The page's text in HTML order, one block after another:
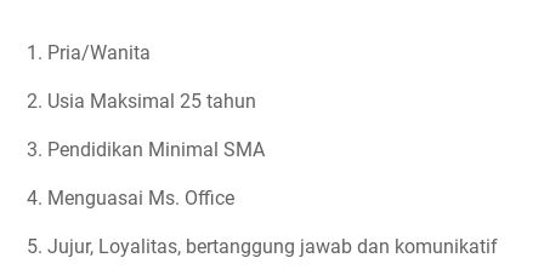
1. Pria/Wanita
2. Usia Maksimal 25 tahun
3. Pendidikan Minimal SMA
4. Menguasai Ms. Office
5. Jujur, Loyalitas, bertanggung jawab dan komunikatif